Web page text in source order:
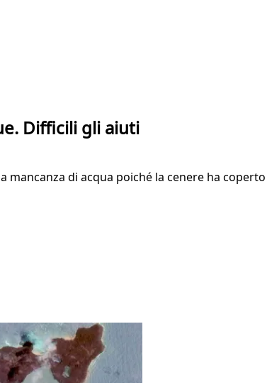
Difficili gli aiuti
di acqua poiché la cenere ha